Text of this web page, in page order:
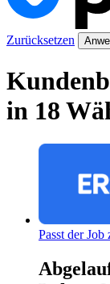
Zurücksetzen
in 18
Passt der Job